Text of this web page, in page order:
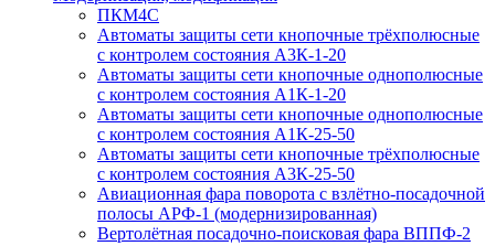
ПКМ4С
Автоматы защиты сети кнопочные трёхполюсные
с контролем состояния А3К-1-20
Автоматы защиты сети кнопочные однополюсные
с контролем состояния А1К-1-20
Автоматы защиты сети кнопочные однополюсные
с контролем состояния А1К-25-50
Автоматы защиты сети кнопочные трёхполюсные
с контролем состояния А3К-25-50
Авиационная фара поворота с взлётно-посадочной
полосы АРФ-1 (модернизированная)
Вертолётная посадочно-поисковая фара ВППФ-2